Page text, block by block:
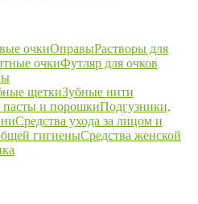
очкиОправыРастворы для
очкиФутляр для очков
щеткиЗубные нити
пасты и порошкиПодгузники,
Средства ухода за лицом и
гигиеныСредства женской